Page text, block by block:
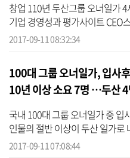
창업 110년 두산그룹 오너일가
기업 경영성과 평가사이트 CEO
1896년 8월1일 '박승직상점'으로
2017-09-11 08:32:34
100대 그룹 오너일가, 입사
10년 이상 소요 7명 …두산
국내 100대 그룹 오너일가 중 입
인물의 절반 이상이 두산 일가
사이트 CEO스코어(대표 박주근)
2017-09-11 07:08:44